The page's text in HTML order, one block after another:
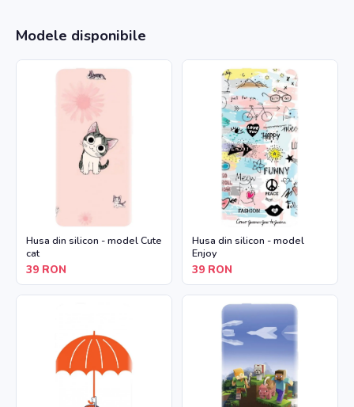
Modele disponibile
Husa din silicon - model Cute
cat
39 RON
Husa din silicon - model
Enjoy
39 RON